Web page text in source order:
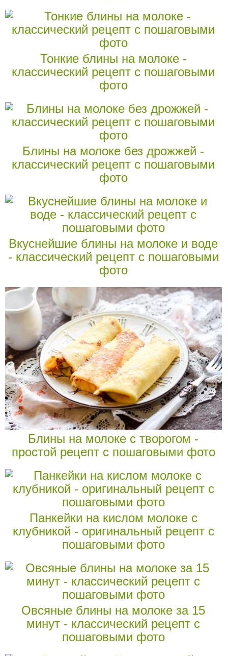
Тонкие блины на молоке -
классический рецепт с пошаговыми
фото
Блины на молоке без дрожжей -
классический рецепт с пошаговыми
фото
Вкуснейшие блины на молоке и воде
- классический рецепт с пошаговыми
фото
Блины на молоке с творогом -
простой рецепт с пошаговыми фото
Панкейки на кислом молоке с
клубникой - оригинальный рецепт с
пошаговыми фото
Овсяные блины на молоке за 15
минут - классический рецепт с
пошаговыми фото